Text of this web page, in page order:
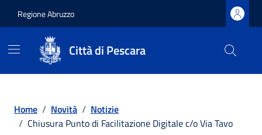
Regione Abruzzo
Città di Pescara
Home / Novità / Notizie
/ Chiusura Punto di Facilitazione Digitale c/o Via Tavo